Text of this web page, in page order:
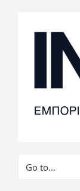
Go to...